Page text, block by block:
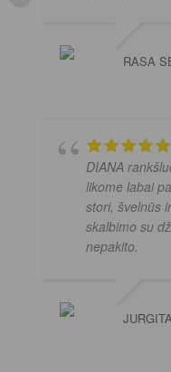
RASA
DIANA
likome labai
stori, švelnūs
skalbimo su
nepakito.